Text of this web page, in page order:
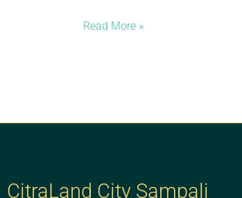
Read More »
CitraLand City Sampali